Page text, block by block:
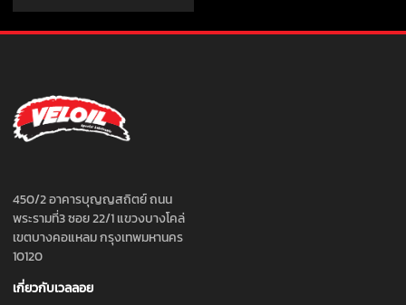
450/2 อาคารบุญญสถิตย์ ถนน
พระรามที่3 ซอย 22/1 แขวงบางโคล่
เขตบางคอแหลม กรุงเทพมหานคร
10120
เกี่ยวกับเวลลอย